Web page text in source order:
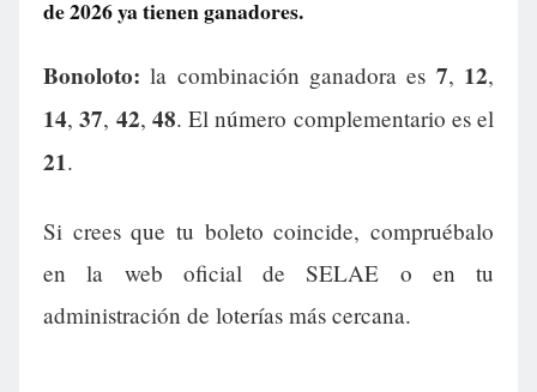
de 2026 ya tienen ganadores.
Bonoloto: la combinación ganadora es 7, 12,
14,37, 42, 48. El número complementario es el
21.
Si crees que tu boleto coincide, compruébalo
en la web oficial de SELAE o en tu
administración de loterías más cercana.